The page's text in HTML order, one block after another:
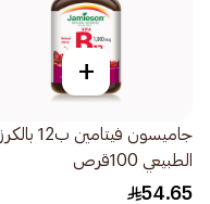
+
جاميسون فيتامين ب12 بالكرز
الطبيعي 100قرص
54.65